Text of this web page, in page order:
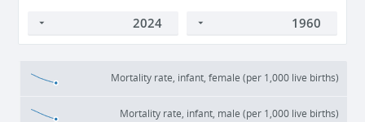
Mortality rate, infant, female (per 1,000 live births)
Mortality rate, infant, male (per 1,000 live births)